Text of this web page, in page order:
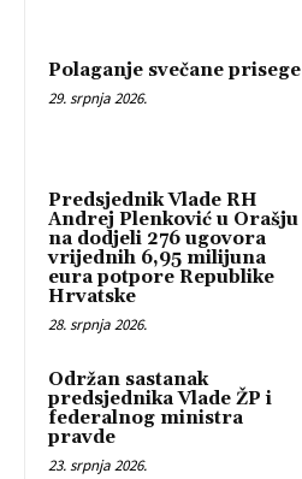
Polaganje svečane prisege
29. srpnja 2026.
Predsjednik Vlade RH
Andrej Plenković u Orašju
na dodjeli 276 ugovora
vrijednih 6,95 milijuna
eura potpore Republike
Hrvatske
28. srpnja 2026.
Održan sastanak
predsjednika Vlade ŽP i
federalnog ministra
pravde
23. srpnja 2026.